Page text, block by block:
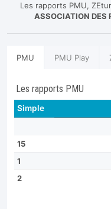
Les rapports PMU,
ASSOCIATION DES
PMU PMU Play
Les rapports PMU
Simple
15
1
2